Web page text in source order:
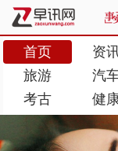
首页 资
旅游
汽
考古
健